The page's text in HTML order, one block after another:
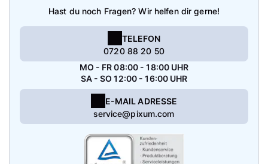
Hast du noch Fragen? Wir helfen dir gerne!
TELEFON
0720 88 20 50
MO - FR 08:00 - 18:00 UHR
SA - SO 12:00 - 16:00 UHR
E-MAIL ADRESSE
service@pixum.com